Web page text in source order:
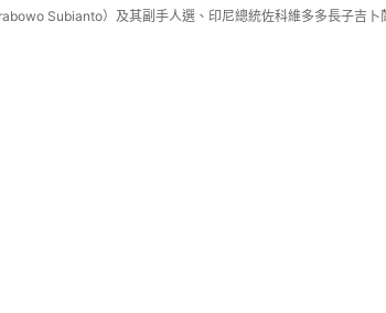
Subianto）及其副手人選、印尼總統佐科維多多長子吉卜